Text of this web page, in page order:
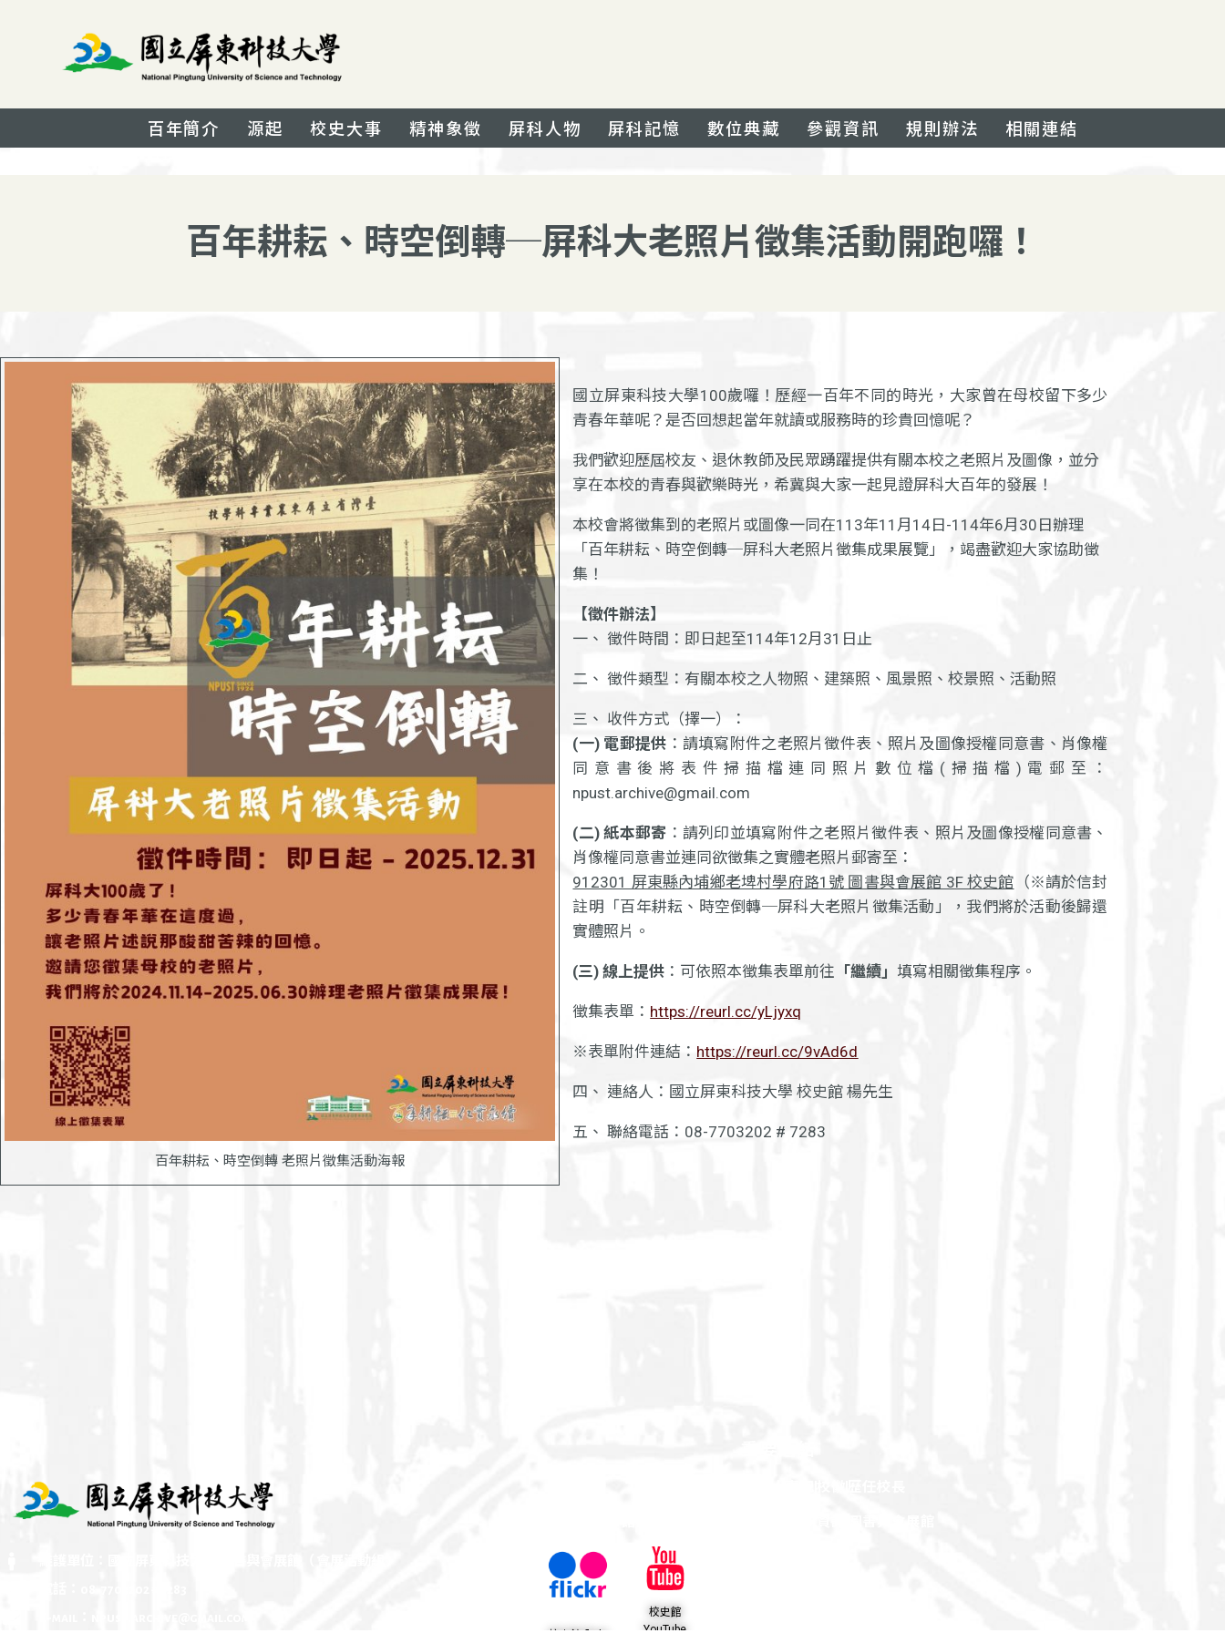
百年簡介 源起 校史大事 精神象徵 屏科人物 屏科記憶 數位典藏 參觀資訊 規則辦法 相關連結
百年耕耘、時空倒轉─屏科大老照片徵集活動開跑囉！
百年耕耘、時空倒轉 老照片徵集活動海報
國立屏東科技大學100歲囉！歷經一百年不同的時光，大家曾在母校留下多少
青春年華呢？是否回想起當年就讀或服務時的珍貴回憶呢？
我們歡迎歷屆校友、退休教師及民眾踴躍提供有關本校之老照片及圖像，並分
享在本校的青春與歡樂時光，希冀與大家一起見證屏科大百年的發展！
本校會將徵集到的老照片或圖像一同在113年11月14日-114年6月30日辦理
「百年耕耘、時空倒轉─屏科大老照片徵集成果展覽」，竭盡歡迎大家協助徵
集！
【徵件辦法】
一、 徵件時間：即日起至114年12月31日止
二、 徵件類型：有關本校之人物照、建築照、風景照、校景照、活動照
三、 收件方式（擇一）：
(一) 電郵提供 ：請填寫附件之老照片徵件表、照片及圖像授權同意書、 肖像權
同意書後將表件掃描檔連同照片數位檔(掃描檔)電郵至：
npust.archive@gmail.com
(二) 紙本郵寄 ：請列印並填寫附件之老照片徵件表、照片及圖像授權同意書、
肖像權同意書並連同欲徵集之實體老照片郵寄至：
912301 屏東縣內埔鄉老埤村學府路1號 圖書與會展館 3F 校史館 （※請於信封
註明「百年耕耘、時空倒轉─屏科大老照片徵集活動」，我們將於活動後歸還
實體照片。
(三) 線上提供 ：可依照本徵集表單前往 「繼續」 填寫相關徵集程序。
徵集表單： https://reurl.cc/yLjyxq
※表單附件連結： https://reurl.cc/9vAd6d
四、 連絡人：國立屏東科技大學 校史館 楊先生
五、 聯絡電話：08-7703202 # 7283
校史館
YouTube